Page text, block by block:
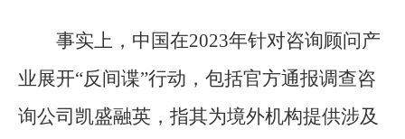
事实上，中国在2023年针对咨询顾问产
业展开“反间谍”行动，包括官方通报调查咨
询公司凯盛融英，指其为境外机构提供涉及